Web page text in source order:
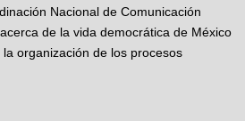
Nacional de Comunicación
de la vida democrática de México
organización de los procesos